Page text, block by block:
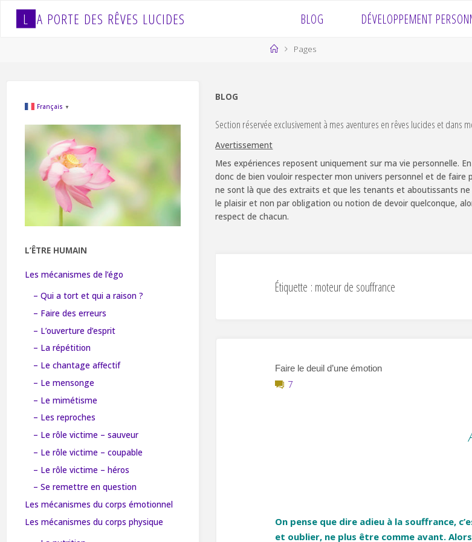
L A PORTE DES RÊVES LUCIDES BLOG DÉVELOPPEMENT
HomePages
BLOG
Section réservée exclusivement à mes aventures en rêves lucides et dans
Avertissement
Mes expériences reposent uniquement sur ma vie personnelle.
donc de bien vouloir respecter mon univers personnel et de
ne sont là que des extraits et que les tenants et aboutissants
le plaisir et non par obligation ou notion de devoir quelconque,
respect de chacun.
Étiquette : moteur de souffrance
Faire le deuil d’une émotion
7
On pense que dire adieu à la souffrance,
et oublier, ne plus être comme avant.
Français ▼
L’ÊTRE HUMAIN
Les mécanismes de l’égo
– Qui a tort et qui a raison ?
– Faire des erreurs
– L’ouverture d’esprit
– La répétition
– Le chantage affectif
– Le mensonge
– Le mimétisme
– Les reproches
– Le rôle victime – sauveur
– Le rôle victime – coupable
– Le rôle victime – héros
– Se remettre en question
Les mécanismes du corps émotionnel
Les mécanismes du corps physique